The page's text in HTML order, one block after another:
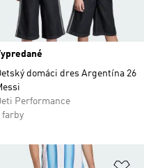
domáci dres Argentína 26
Performance
farby
do zoznamu želaných